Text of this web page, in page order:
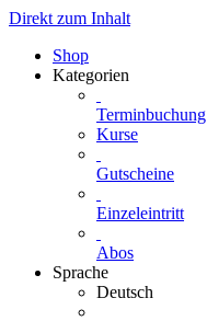
Direkt zum Inhalt
Shop
Kategorien
Terminbuchung
Kurse
Gutscheine
Einzeleintritt
Abos
Sprache
Deutsch